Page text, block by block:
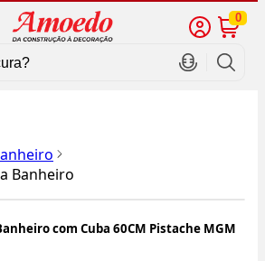
0
Banheiro
com Cuba 60CM Pistache MGM